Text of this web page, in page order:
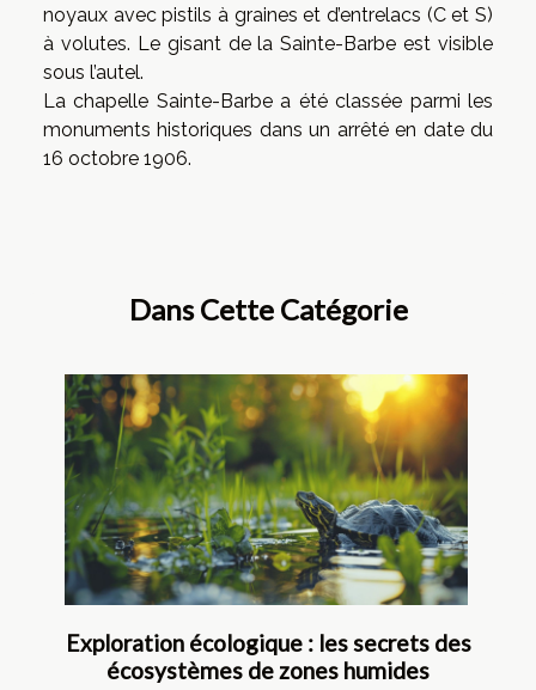
noyaux avec pistils à graines et d’entrelacs (C et S)
à volutes. Le gisant de la Sainte-Barbe est visible
sous l’autel.
La chapelle Sainte-Barbe a été classée parmi les
monuments historiques dans un arrêté en date du
16 octobre 1906.
Dans Cette Catégorie
Exploration écologique : les secrets des
écosystèmes de zones humides